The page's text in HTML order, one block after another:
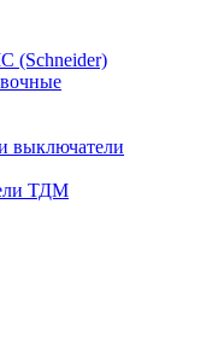
(Schneider)
выключатели
ТДМ